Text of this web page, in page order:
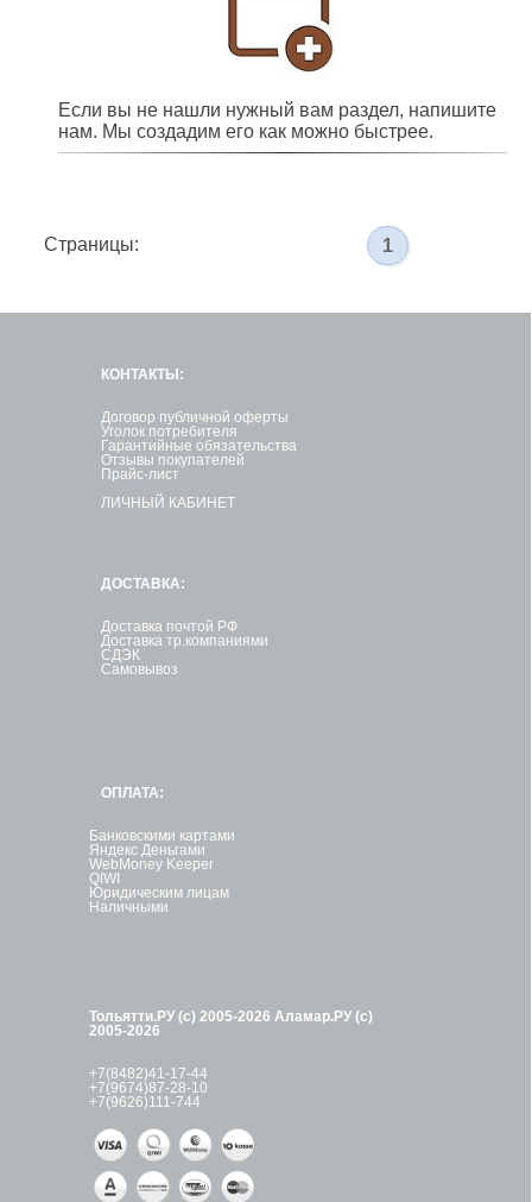
Если вы не нашли нужный вам раздел, напишите
нам. Мы создадим его как можно быстрее.
Страницы: 1
КОНТАКТЫ:
Договор публичной оферты
Уголок потребителя
Гарантийные обязательства
Отзывы покупателей
Прайс-лист
ЛИЧНЫЙ КАБИНЕТ
ДОСТАВКА:
Доставка почтой РФ
Доставка тр.компаниями
СДЭК
Самовывоз
ОПЛАТА:
Банковскими картами
Яндекс Деньгами
WebMoney Keeper
QIWI
Юридическим лицам
Наличными
Тольятти.РУ (с) 2005-2026 Аламар.РУ (с)
2005-2026
+7(8482)41-17-44
+7(9674)87-28-10
+7(9626)111-744